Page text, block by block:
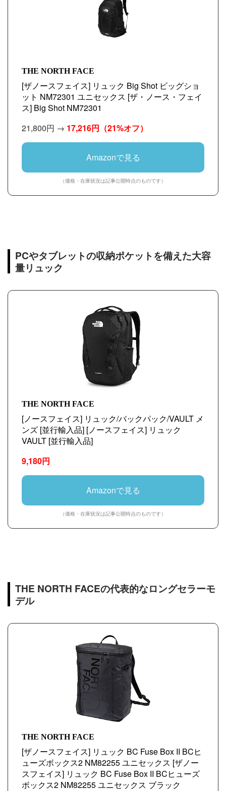
THE NORTH FACE
[ザノースフェイス] リュック Big Shot ビッグショ
ット NM72301 ユニセックス [ザ・ノース・フェイ
ス] Big Shot NM72301
21,800円 → 17,216円 （21%オフ）
Amazonで見る
（価格・在庫状況は記事公開時点のものです）
PCやタブレットの収納ポケットを備えた大容
量リュック
THE NORTH FACE
[ノースフェイス] リュック/バックパック/VAULT メ
ンズ [並行輸入品] [ノースフェイス] リュック
VAULT [並行輸入品]
9,180円
Amazonで見る
（価格・在庫状況は記事公開時点のものです）
THE NORTH FACEの代表的なロングセラーモ
デル
THE NORTH FACE
[ザノースフェイス] リュック BC Fuse Box II BCヒ
ューズボックス2 NM82255 ユニセックス [ザノー
スフェイス] リュック BC Fuse Box II BCヒューズ
ボックス2 NM82255 ユニセックス ブラック